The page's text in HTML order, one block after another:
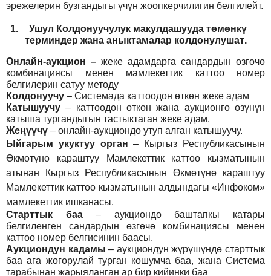
эрежелерин бузгандыгы үчүн жоопкерчилигин белгилейт.
1.
Ушул Колдонуучулук макулдашууда төмөнкү
терминдер жана аныктамалар колдонулушат.
Онлайн-аукцион – жеке адамдарга сандардын өзгөчө
комбинациясы менен мамлекеттик каттоо номер
белгилерин сатуу методу
Колдонуучу – Системада каттоодон өткөн жеке адам
Катышуучу – каттоодон өткөн жана аукционго өзүнүн
катыша тургандыгын тастыктаган жеке адам.
Жеңүүчү – онлайн-аукциондо утуп алган катышуучу.
Ыйгарым укуктуу орган –
Кыргыз Республикасынын
Өкмөтүнө караштуу Мамлекеттик каттоо кызматынын
атынан Кыргыз Республикасынын Өкмөтүнө караштуу
Мамлекеттик каттоо кызматынын алдындагы «Инфоком»
мамлекеттик ишканасы.
Старттык баа– аукциондо баштапкы катары
белгиленген сандардын өзгөчө комбинациясы менен
каттоо номер белгисинин баасы.
Аукциондун кадамы – аукциондун жүрүшүндө старттык
баа ага жогорулай турган кошумча баа, жана Система
тарабынан жарыяланган ар бир кийинки баа